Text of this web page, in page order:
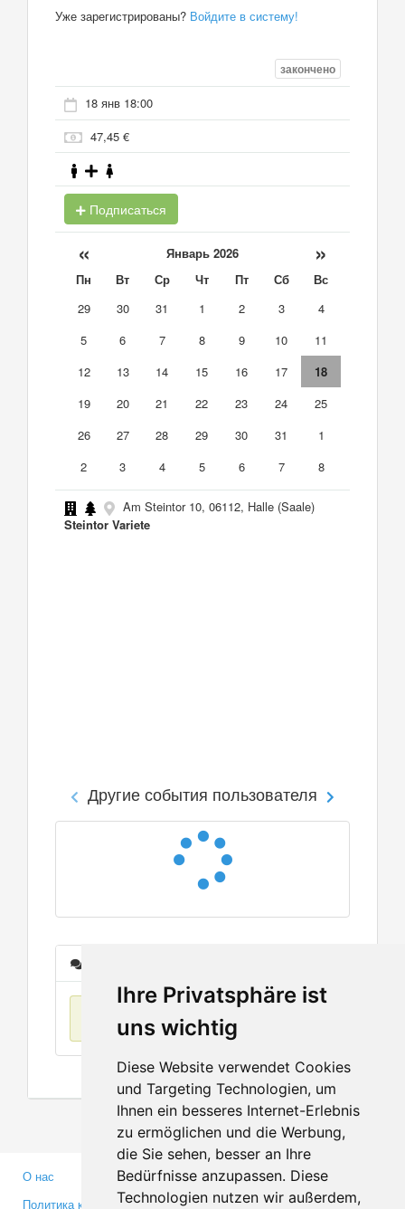
Ihre Privatsphäre ist
uns wichtig
Diese Website verwendet Cookies
und Targeting Technologien, um
Ihnen ein besseres Internet-Erlebnis
zu ermöglichen und die Werbung,
die Sie sehen, besser an Ihre
Bedürfnisse anzupassen. Diese
Technologien nutzen wir außerdem,
Уже зарегистрированы? Войдите в систему!
закончено
18 янв 18:00
47,45 €
Подписаться
« Январь 2026 »
Пн Вт Ср Чт Пт Сб
Вс
29
30 31 1 2 3
4
5
6 7 8 9 10
11
12
13 14 15 16 17
18
19
20 21 22 23 24
25
26
27 28 29 30 31
1
2
3 4 5 6 7 8
Am Steintor 10, 06112, Halle (Saale)
Steintor Variete
Другие события пользователя
О нас
Политика конфиденциальности
Партнерам
Инвесторам